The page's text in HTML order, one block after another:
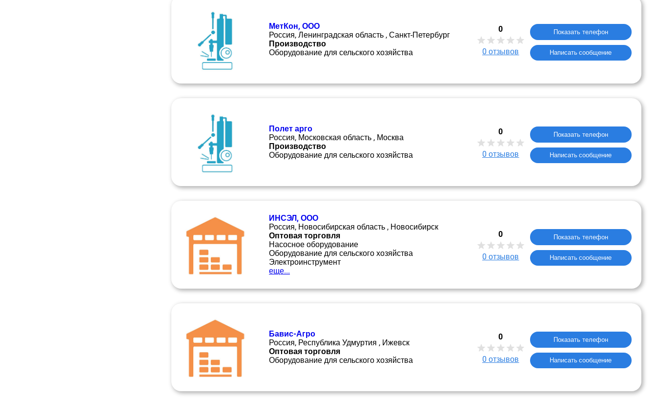
МетКон, ООО
Россия, Ленинградская область , Санкт-Петербург
Производство
Оборудование для сельского хозяйства
0
0 отзывов
Показать телефон
Написать сообщение
Полет арго
Россия, Московская область , Москва
Производство
Оборудование для сельского хозяйства
0
0 отзывов
Показать телефон
Написать сообщение
ИНСЭЛ, ООО
Россия, Новосибирская область , Новосибирск
Оптовая торговля
Насосное оборудование
Оборудование для сельского хозяйства
Электроинструмент
еще...
0
0 отзывов
Показать телефон
Написать сообщение
Бавис-Агро
Россия, Республика Удмуртия , Ижевск
Оптовая торговля
Оборудование для сельского хозяйства
0
0 отзывов
Показать телефон
Написать сообщение